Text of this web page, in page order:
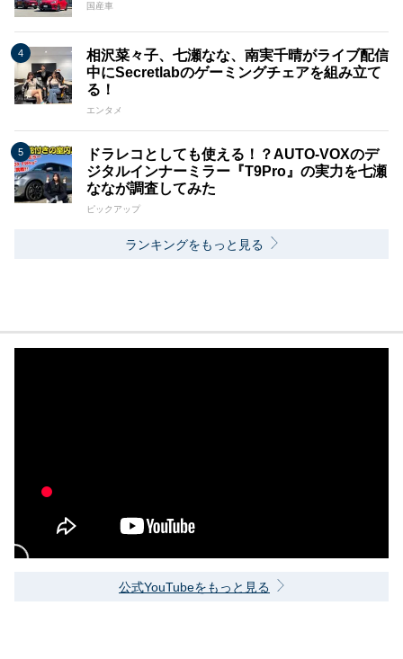
国産車
相沢菜々子、七瀬なな、南実千晴がライブ配信
中にSecretlabのゲーミングチェアを組み立て
る！
エンタメ
ドラレコとしても使える！？AUTO-VOXのデ
ジタルインナーミラー『T9Pro』の実力を七瀬
ななが調査してみた
ピックアップ
ランキングをもっと見る
公式YouTubeをもっと見る